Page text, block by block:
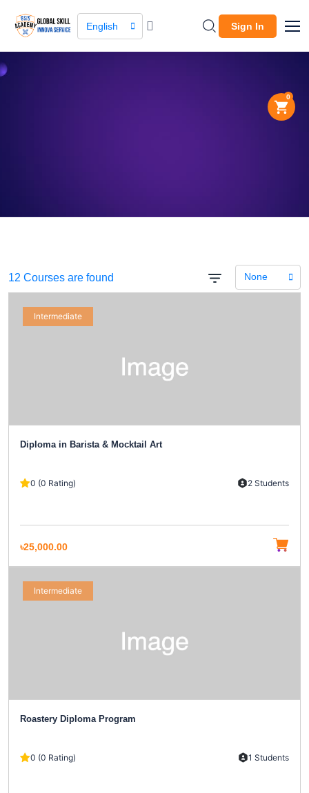
English Sign In
0
12 Courses are found None
Intermediate
Diploma in Barista & Mocktail Art
0 (0 Rating) 2 Students
৳25,000.00
Intermediate
Roastery Diploma Program
0 (0 Rating) 1 Students